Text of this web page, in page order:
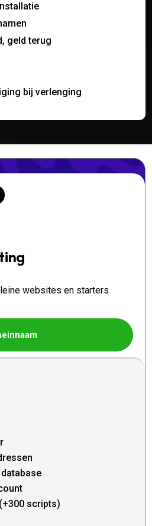
geld terug
bij verlenging
websites en starters
database
scripts)